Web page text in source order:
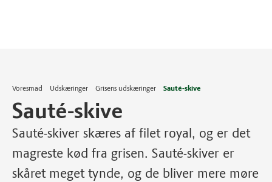
Voresmad Udskæringer Grisens udskæringer Sauté-skive
Sauté-skive
Sauté-skiver skæres af filet royal, og er det
magreste kød fra grisen. Sauté-skiver er
skåret meget tynde, og de bliver mere møre